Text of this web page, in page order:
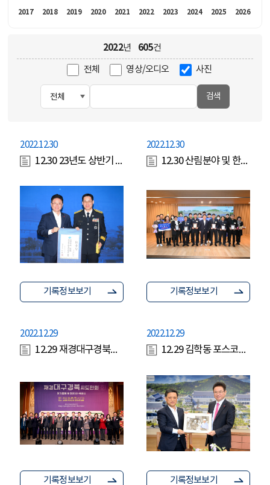
2017 2018 2019 2020 2021 2022 2023 2024 2025 2026
2022년 605건
전체 영상/오디오 사진
검색
2022.12.30
12.30 23년도 상반기 정기인사(과장급이상) 임용장 수여
기록정보보기
2022.12.30
12.30 산림분야 및 한국119청소년단 시상식
기록정보보기
2022.12.29
12.29 재경대구경북시도민회 회장 이취임식
기록정보보기
2022.12.29
12.29 김학동 포스코부회장 환담
기록정보보기